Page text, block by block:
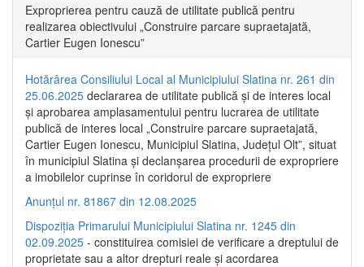
Exproprierea pentru cauză de utilitate publică pentru
realizarea obiectivului „Construire parcare supraetajată,
Cartier Eugen Ionescu”
Hotărârea Consiliului Local al Municipiului Slatina nr. 261 din
25.06.2025 declararea de utilitate publică și de interes local
și aprobarea amplasamentului pentru lucrarea de utilitate
publică de interes local „Construire parcare supraetajată,
Cartier Eugen Ionescu, Municipiul Slatina, Județul Olt”, situat
în municipiul Slatina și declanșarea procedurii de expropriere
a imobilelor cuprinse în coridorul de expropriere
Anunțul nr. 81867 din 12.08.2025
Dispoziția Primarului Municipiului Slatina nr. 1245 din
02.09.2025 - constituirea comisiei de verificare a dreptului de
proprietate sau a altor drepturi reale și acordarea